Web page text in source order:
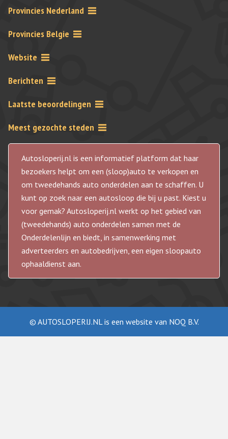
Provincies Nederland
Provincies Belgie
Website
Berichten
Laatste beoordelingen
Meest gezochte steden
Autosloperij.nl is een informatief platform dat haar
bezoekers helpt om een (sloop)auto te verkopen en
om tweedehands auto onderdelen aan te schaffen. U
kunt op zoek naar een autosloop die bij u past. Kiest u
voor gemak? Autosloperij.nl werkt op het gebied van
(tweedehands) auto onderdelen samen met de
Onderdelenlijn en biedt, in samenwerking met
adverteerders en autobedrijven, een eigen sloopauto
ophaaldienst aan.
© AUTOSLOPERIJ.NL is een website van NOQ B.V.